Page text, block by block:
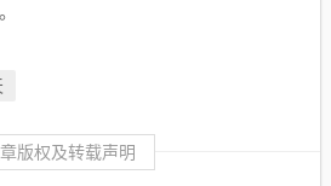
版权及转载声明